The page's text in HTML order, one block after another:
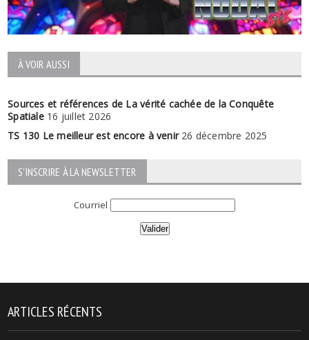
À VOIR AUSSI
Sources et références de La vérité cachée de la Conquête
Spatiale 16 juillet 2026
TS 130 Le meilleur est encore à venir 26 décembre 2025
S'INSCRIRE À LA NEWSLETTER
Courriel
ARTICLES RÉCENTS